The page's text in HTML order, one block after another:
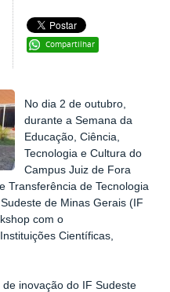
Compartilhar
No dia 2 de outubro,
durante aSemana da
Educação, Ciência,
Tecnologia e Cultura do
Campus Juiz de Fora
Transferência de Tecnologia
de Minas Gerais (IF
com o
Científicas,
inovação do IF Sudeste